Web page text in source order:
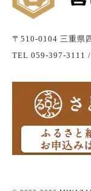
〒510-0104 三重県
TEL 059-397-3111